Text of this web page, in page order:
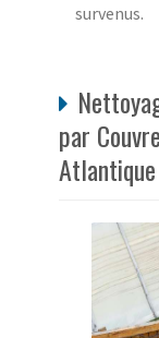
survenus.
par